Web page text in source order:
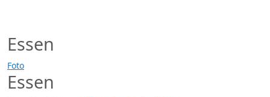
springen
Essen
Foto
Essen